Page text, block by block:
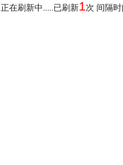
正在刷新中.....已刷新1次 间隔